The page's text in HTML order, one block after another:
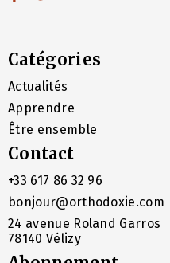
Catégories
Actualités
Apprendre
Être ensemble
Contact
+33 617 86 32 96
bonjour@orthodoxie.com
24 avenue Roland Garros
78140 Vélizy